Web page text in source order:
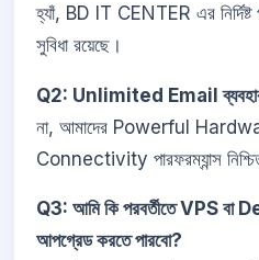
হ্যাঁ, BD IT CENTER এর
সুবিধা রয়েছে।
Q2: Unlimited Email ব্যবহার
না, আমাদের Powerful
Connectivity পারফরম্যান্স
Q3: আমি কি পরবর্তীতে VPS
আপগ্রেড করতে পারবো?